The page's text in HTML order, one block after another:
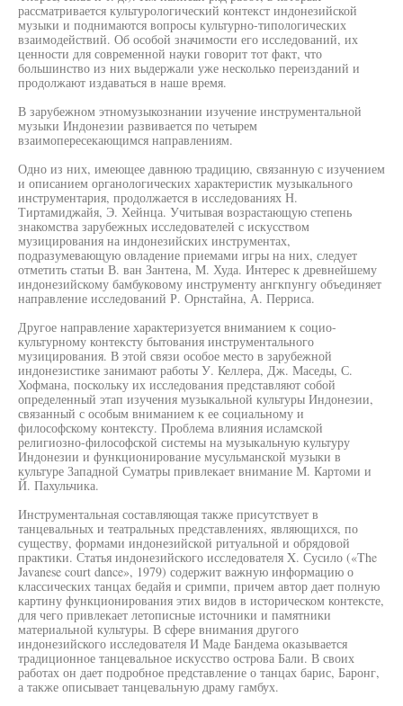
рассматривается культурологический контекст индонезийской
музыки и поднимаются вопросы культурно-типологических
взаимодействий. Об особой значимости его исследований, их
ценности для современной науки говорит тот факт, что
большинство из них выдержали уже несколько переизданий и
продолжают издаваться в наше время.
В зарубежном этномузыкознании изучение инструментальной
музыки Индонезии развивается по четырем
взаимопересекающимся направлениям.
Одно из них, имеющее давнюю традицию, связанную с изучением
и описанием органологических характеристик музыкального
инструментария, продолжается в исследованиях Н.
Тиртамиджайя, Э. Хейнца. Учитывая возрастающую степень
знакомства зарубежных исследователей с искусством
музицирования на индонезийских инструментах,
подразумевающую овладение приемами игры на них, следует
отметить статьи В. ван Зантена, М. Худа. Интерес к древнейшему
индонезийскому бамбуковому инструменту ангкпунгу объединяет
направление исследований Р. Орнстайна, А. Перриса.
Другое направление характеризуется вниманием к социо-
культурному контексту бытования инструментального
музицирования. В этой связи особое место в зарубежной
индонезистике занимают работы У. Келлера, Дж. Маседы, С.
Хофмана, поскольку их исследования представляют собой
определенный этап изучения музыкальной культуры Индонезии,
связанный с особым вниманием к ее социальному и
философскому контексту. Проблема влияния исламской
религиозно-философской системы на музыкальную культуру
Индонезии и функционирование мусульманской музыки в
культуре Западной Суматры привлекает внимание М. Картоми и
Й. Пахульчика.
Инструментальная составляющая также присутствует в
танцевальных и театральных представлениях, являющихся, по
существу, формами индонезийской ритуальной и обрядовой
практики. Статья индонезийского исследователя X. Сусило («The
Javanese court dance», 1979) содержит важную информацию о
классических танцах бедайя и сримпи, причем автор дает полную
картину функционирования этих видов в историческом контексте,
для чего привлекает летописные источники и памятники
материальной культуры. В сфере внимания другого
индонезийского исследователя И Маде Бандема оказывается
традиционное танцевальное искусство острова Бали. В своих
работах он дает подробное представление о танцах барис, Баронг,
а также описывает танцевальную драму гамбух.